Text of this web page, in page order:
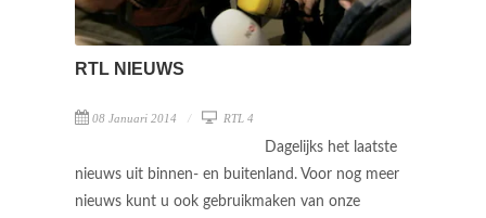
RTL NIEUWS
08 Januari 2014 RTL 4
Dagelijks het laatste
nieuws uit binnen- en buitenland. Voor nog meer
nieuws kunt u ook gebruikmaken van onze